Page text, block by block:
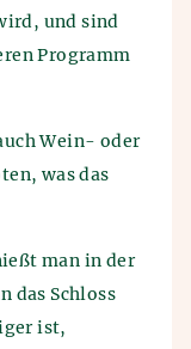
und sind
Programm
Wein- oder
was das
man in der
das Schloss
ist,